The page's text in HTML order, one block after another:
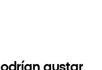
gustar